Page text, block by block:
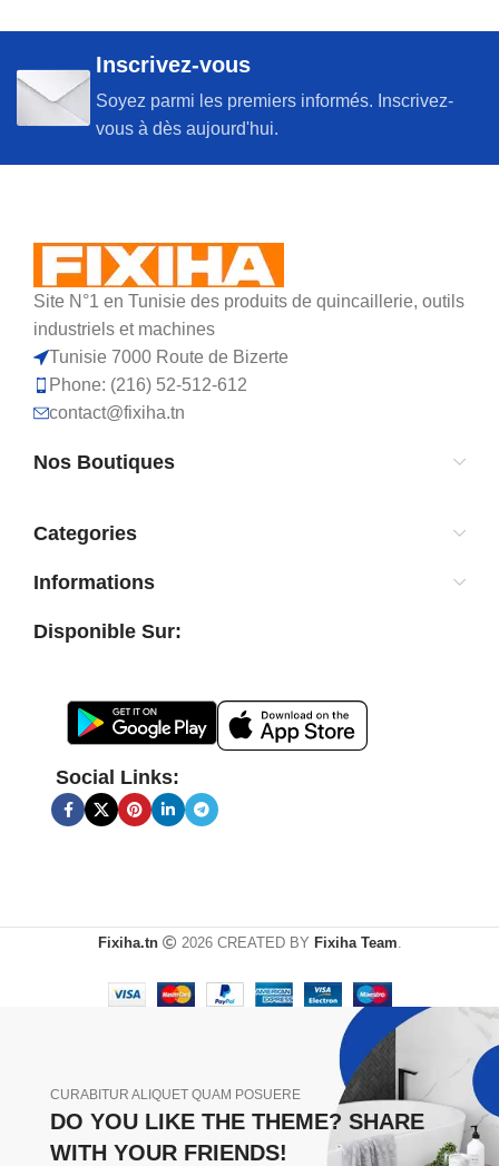
Inscrivez-vous
Soyez parmi les premiers informés. Inscrivez-
vous à dès aujourd'hui.
Site N°1 en Tunisie des produits de quincaillerie, outils
industriels et machines
Tunisie 7000 Route de Bizerte
Phone: (216) 52-512-612
contact@fixiha.tn
Nos Boutiques
Categories
Informations
Disponible Sur:
Social Links:
Fixiha.tn 2026 CREATED BY Fixiha Team.
CURABITUR ALIQUET QUAM POSUERE
DO YOU LIKE THE THEME? SHARE
WITH YOUR FRIENDS!